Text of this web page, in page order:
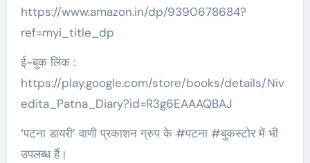
https://www.amazon.in/dp/9390678684?
ref=myi_title_dp
ई-बुक लिंक :
https://play.google.com/store/books/details/Niv
edita_Patna_Diary?id=R3g6EAAAQBAJ
‘पटना डायरी’ वाणी प्रकाशन ग्रुप के #पटना #बुकस्टोर में भी
उपलब्ध हैं।